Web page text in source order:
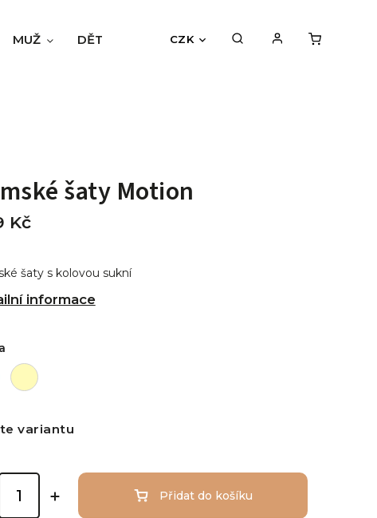
CZK
MUŽ DĚTI BLOG HODNOCENÍ OBCHODU
šaty Motion
Kč
šaty s kolovou sukní
informace
variantu
Přidat do košíku